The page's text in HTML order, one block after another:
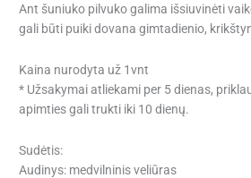
Ant šuniuko pilvuko galima išsiuvinėti
gali būti puiki dovana gimtadienio,
Kaina nurodyta už 1vnt
* Užsakymai atliekami per 5 dienas,
apimties gali trukti iki 10 dienų.
Sudėtis:
Audinys: medvilninis veliūras